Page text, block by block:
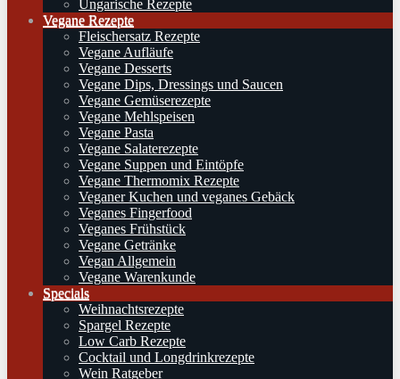
Ungarische Rezepte
Vegane Rezepte
Fleischersatz Rezepte
Vegane Aufläufe
Vegane Desserts
Vegane Dips, Dressings und Saucen
Vegane Gemüserezepte
Vegane Mehlspeisen
Vegane Pasta
Vegane Salaterezepte
Vegane Suppen und Eintöpfe
Vegane Thermomix Rezepte
Veganer Kuchen und veganes Gebäck
Veganes Fingerfood
Veganes Frühstück
Vegane Getränke
Vegan Allgemein
Vegane Warenkunde
Specials
Weihnachtsrezepte
Spargel Rezepte
Low Carb Rezepte
Cocktail und Longdrinkrezepte
Wein Ratgeber